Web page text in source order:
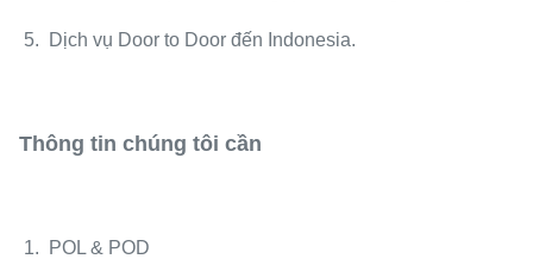
5. Dịch vụ Door to Door đến Indonesia.
Thông tin chúng tôi cần
1. POL & POD